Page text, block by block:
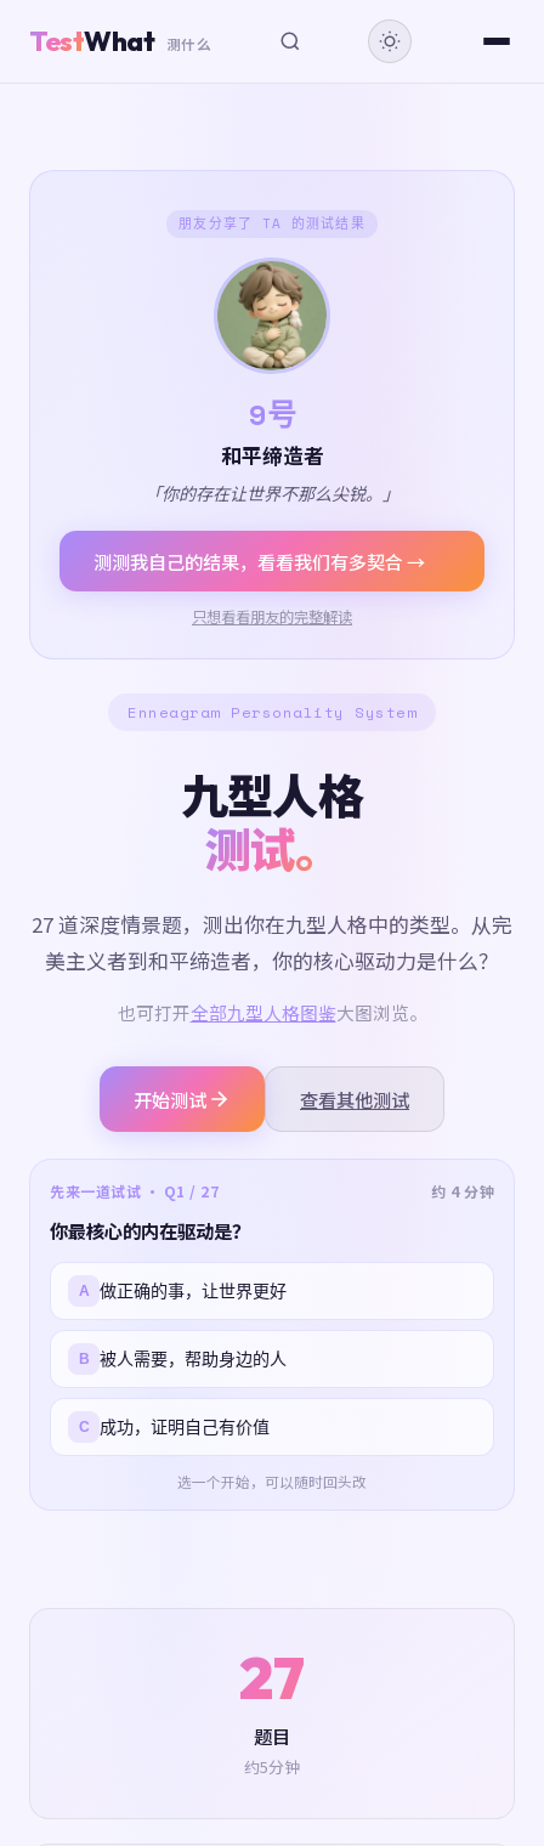
TestWhat 测什么
朋友分享了 TA 的测试结果
9号
和平缔造者
「你的存在让世界不那么尖锐。」
测测我自己的结果，看看我们有多契合 →
只想看看朋友的完整解读
Enneagram Personality System
九型人格
测试。
27 道深度情景题，测出你在九型人格中的类型。从完
美主义者到和平缔造者，你的核心驱动力是什么？
也可打开全部九型人格图鉴大图浏览。
开始测试 查看其他测试
先来一道试试 · Q1 / 27 约 4 分钟
你最核心的内在驱动是？
A 做正确的事，让世界更好
B 被人需要，帮助身边的人
C 成功，证明自己有价值
选一个开始，可以随时回头改
27
题目
约5分钟